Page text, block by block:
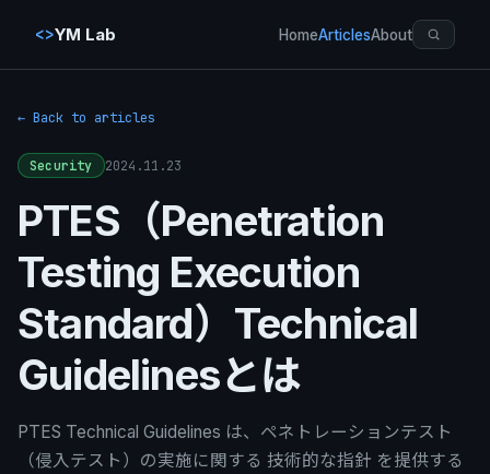
<>YM Lab HomeArticlesAbout
← Back to articles
Security 2024.11.23
PTES（Penetration
Testing Execution
Standard）Technical
Guidelinesとは
PTES Technical Guidelines は、ペネトレーションテスト
（侵入テスト）の実施に関する 技術的な指針 を提供する